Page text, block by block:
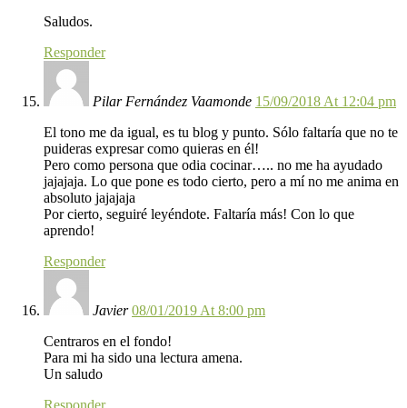
Saludos.
Responder
Pilar Fernández Vaamonde 15/09/2018 At 12:04 pm
El tono me da igual, es tu blog y punto. Sólo faltaría que no te
puideras expresar como quieras en él!
Pero como persona que odia cocinar….. no me ha ayudado
jajajaja. Lo que pone es todo cierto, pero a mí no me anima en
absoluto jajajaja
Por cierto, seguiré leyéndote. Faltaría más! Con lo que
aprendo!
Responder
Javier 08/01/2019 At 8:00 pm
Centraros en el fondo!
Para mi ha sido una lectura amena.
Un saludo